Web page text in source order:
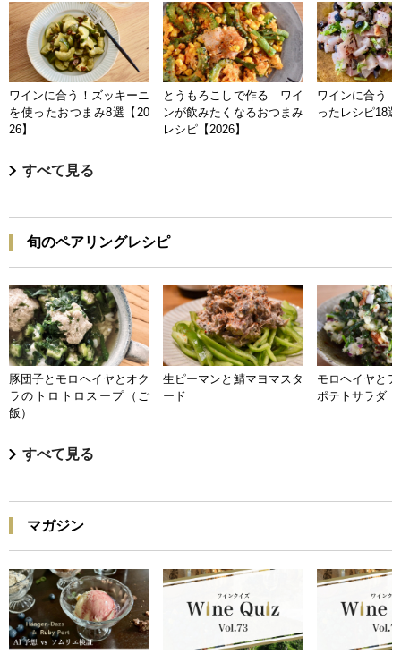
ワインに合う！ズッキーニ
を使ったおつまみ8選【20
26】
とうもろこしで作る ワイ
ンが飲みたくなるおつまみ
レシピ【2026】
ワインに合う
ったレシピ18
すべて見る
旬のペアリングレシピ
豚団子とモロヘイヤとオク
ラのトロトロスープ（ご
飯）
生ピーマンと鯖マヨマスタ
ード
モロヘイヤと
ポテトサラダ
すべて見る
マガジン